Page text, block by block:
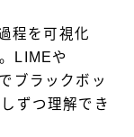
程を可視化
LIMEや
ブラックボッ
ずつ理解でき